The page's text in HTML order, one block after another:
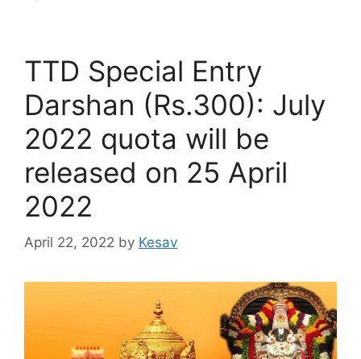
TTD Special Entry
Darshan (Rs.300): July
2022 quota will be
released on 25 April
2022
April 22, 2022 by Kesav